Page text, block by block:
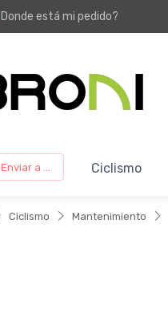
Donde está mi pedido?
Enviar a ... Ciclismo
Ciclismo Mantenimiento